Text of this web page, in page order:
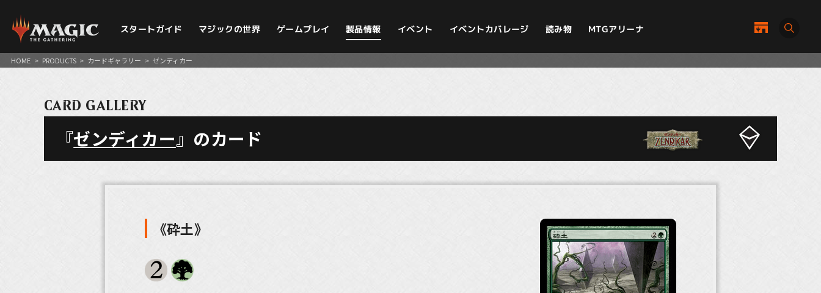
スタートガイド マジックの世界 ゲームプレイ 製品情報 イベント イベントカバレージ 読み物 MTGアリーナ
HOME > PRODUCTS > カードギャラリー > ゼンディカー
CARD GALLERY
『ゼンディカー』のカード
《砕土》